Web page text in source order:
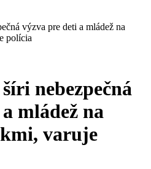
výzva pre deti a mládež na
polícia
nebezpečná
mládež na
varuje